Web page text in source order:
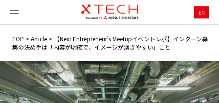
EN
TOP > Article >
【Next Entrepreneur’s Meetupイベントレポ】インターン募
集の決め手は「内容が明確で、イメージが湧きやすい」こと